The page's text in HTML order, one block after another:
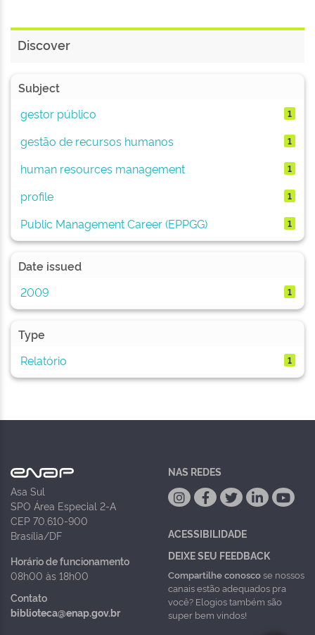
Discover
Subject
gestor público
1
gestão de recursos humanos 1
human resources management 1
profile 1
Public Management Career (EPPGG) 1
Date issued
2009
1
Type
Relatório
1
Asa Sul
SPO Área Especial 2-A
CEP 70.610-900
Brasília/DF
Horário de funcionamento
08h00 às 18h00
Contato
biblioteca@enap.gov.br
NAS REDES
ACESSIBILIDADE
DEIXE SEU FEEDBACK
Compartilhe conoscose nossos
canais estão adequados pra
você? Elogios também são
super bem vindos!